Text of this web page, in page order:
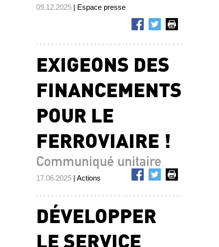
09.12.2025 | Espace presse
EXIGEONS DES
FINANCEMENTS
POUR LE
FERROVIAIRE !
Communiqué unitaire
17.06.2025 | Actions
DÉVELOPPER
LE SERVICE